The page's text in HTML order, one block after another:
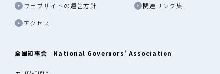
ウェブサイトの運営方針 関連リンク集
アクセス
全国知事会 National Governors' Association
〒102-0093